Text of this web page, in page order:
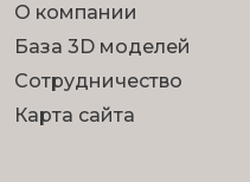
О компании
База 3D моделей
Сотрудничество
Карта сайта